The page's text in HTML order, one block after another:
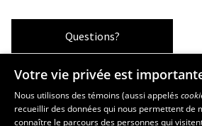
Questions?
Les écoles et la recherche
École supérieure d’aménagement du
Votre vie privée est
Nous utilisons des témoins (aussi appelés
recueillir des données qui nous permettent de
connaître le parcours des personnes qui